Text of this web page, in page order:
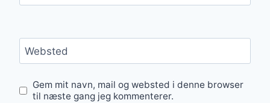
Websted
Gem mit navn, mail og websted i denne browser
til næste gang jeg kommenterer.